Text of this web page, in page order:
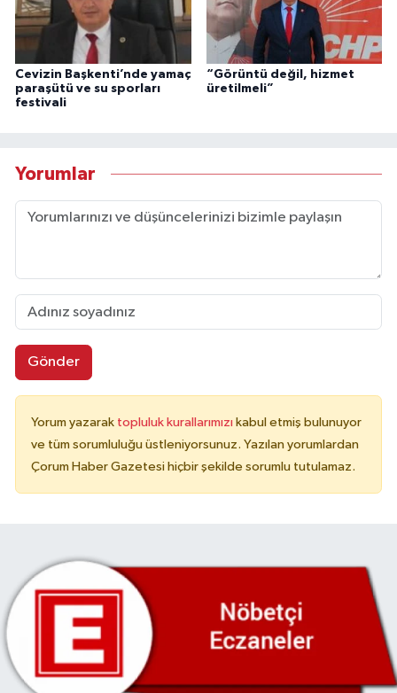
Cevizin Başkenti’nde yamaç
paraşütü ve su sporları
festivali
“Görüntü değil, hizmet
üretilmeli”
Yorumlar
Gönder
Yorum yazarak topluluk kurallarımızı kabul etmiş bulunuyor
ve tüm sorumluluğu üstleniyorsunuz. Yazılan yorumlardan
Çorum Haber Gazetesi hiçbir şekilde sorumlu tutulamaz.